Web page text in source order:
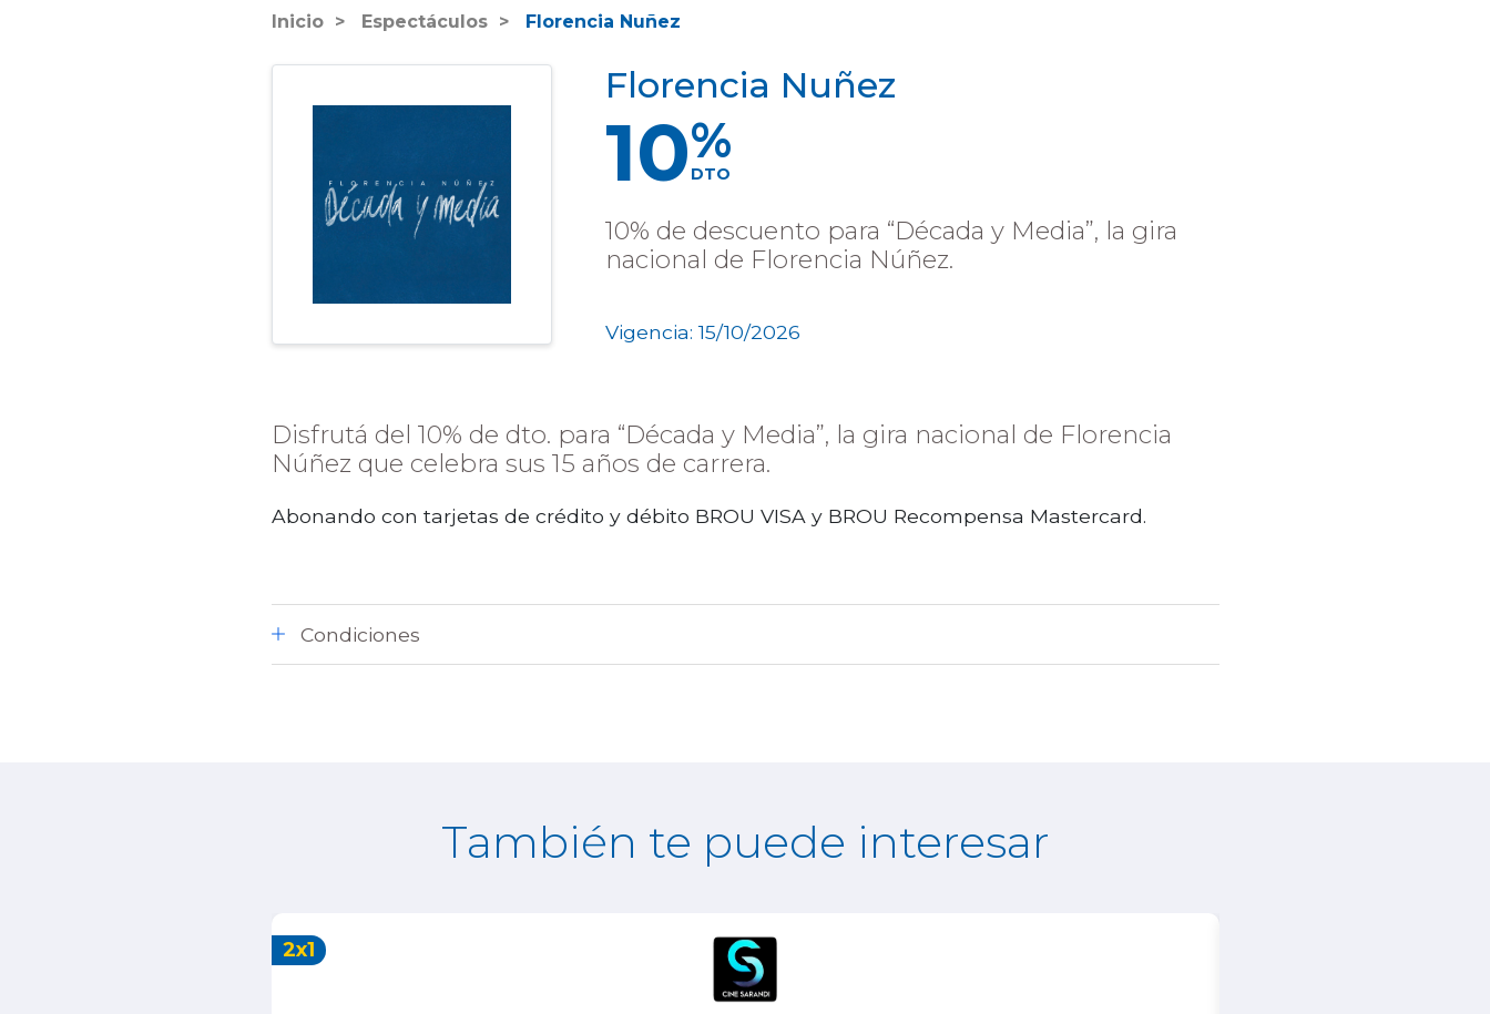
Inicio Espectáculos Florencia Nuñez
Florencia Nuñez
10%
DTO
10% de descuento para “Década y Media”, la gira
nacional de Florencia Núñez.
Vigencia: 15/10/2026
Disfrutá del 10% de dto. para “Década y Media”, la gira nacional de Florencia
Núñez que celebra sus 15 años de carrera.
Abonando con tarjetas de crédito y débito BROU VISA y BROU Recompensa Mastercard.
Condiciones
También te puede interesar
2x1